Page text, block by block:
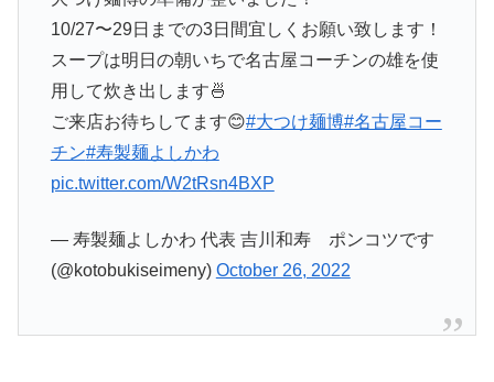
10/27〜29日までの3日間宜しくお願い致します！
スープは明日の朝いちで名古屋コーチンの雄を使
用して炊き出します🍜
ご来店お待ちしてます😊#大つけ麺博#名古屋コー
チン#寿製麺よしかわ
pic.twitter.com/W2tRsn4BXP
— 寿製麺よしかわ 代表 吉川和寿 ポンコツです
(@kotobukiseimeny) October 26, 2022